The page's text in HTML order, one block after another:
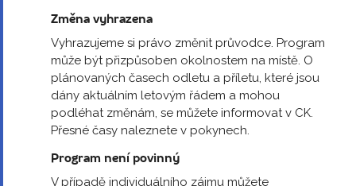
Změna vyhrazena
Vyhrazujeme si právo změnit průvodce. Program
může být přizpůsoben okolnostem na místě. O
plánovaných časech odletu a příletu, které jsou
dány aktuálním letovým řádem a mohou
podléhat změnám, se můžete informovat v CK.
Přesné časy naleznete v pokynech.
Program není povinný
V případě individuálního zájmu můžete